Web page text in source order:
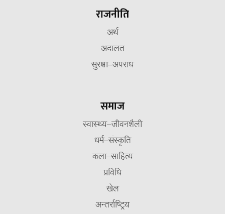
राजनीति
अर्थ
अदालत
सुरक्षा–अपराध
समाज
स्वास्थ्य–जीवनशैली
धर्म–संस्कृति
कला–साहित्य
प्रविधि
खेल
अन्तर्राष्ट्रिय